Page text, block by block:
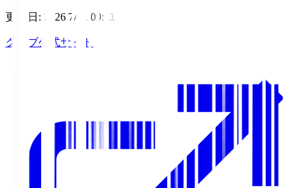
更新日 : 2026/7/31 09:11
クラブ公式サイト